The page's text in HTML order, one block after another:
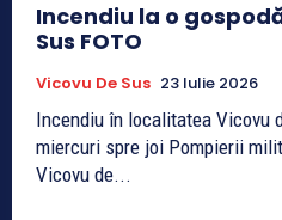
Incendiu la o
Sus FOTO
Vicovu De Sus 23 Iulie 2026
Incendiu în localitatea Vicovu
miercuri spre joi ​​Pompierii militari ai Gărzii de intervenție
Vicovu de...